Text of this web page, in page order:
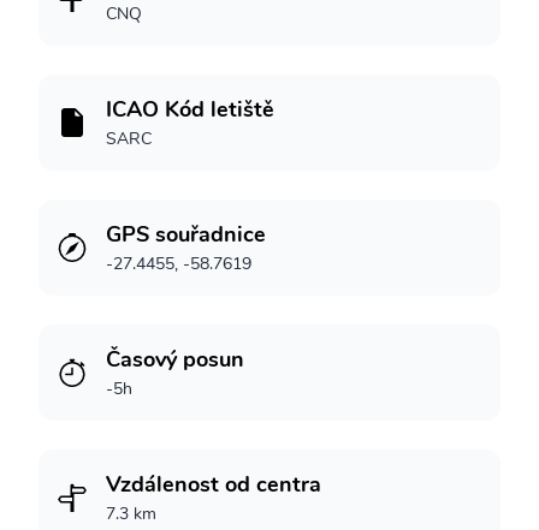
CNQ
ICAO Kód letiště
SARC
GPS souřadnice
-27.4455, -58.7619
Časový posun
-5h
Vzdálenost od centra
7.3 km